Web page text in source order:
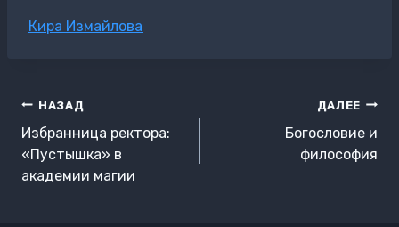
Метки
Кира Измайлова
Навигация
по
записям
НАЗАД
Избранница ректора:
«Пустышка» в
академии магии
ДАЛЕЕ
Богословие и
философия